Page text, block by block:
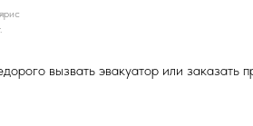
вызвать эвакуатор или